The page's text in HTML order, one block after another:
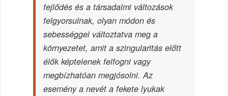
fejlődés és a társadalmi változások
felgyorsulnak, olyan módon és
sebességgel változtatva meg a
környezetet, amit a szingularitás előtt
élők képtelenek felfogni vagy
megbízhatóan megjósolni. Az
esemény a nevét a fekete lyukak